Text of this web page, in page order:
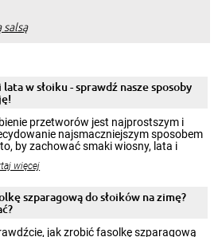
w słoiku - sprawdź nasze sposoby
przetworów jest najprostszym i
najsmaczniejszym sposobem
by zachować smaki wiosny, lata i
by cieszyć nimi oko w sezonie
poczuć atmosferę cieplejszych
Przygotowanie słoików ze
które pozwolą zachować świeżość
więcej
szparagową do słoików na zimę?
jak zrobić fasolkę szparagową